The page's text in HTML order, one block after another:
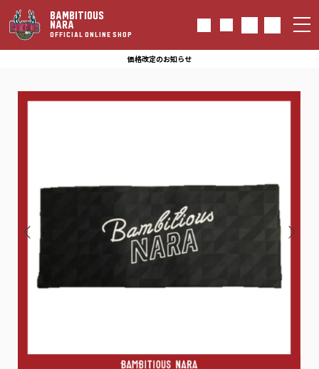
BAMBITIOUS
NARA
OFFICIAL ONLINE SHOP
価格改定のお知らせ